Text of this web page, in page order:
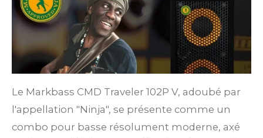
Le Markbass CMD Traveler 102P V, adoubé par
l'appellation "Ninja", se présente comme un
combo pour basse résolument moderne, axé